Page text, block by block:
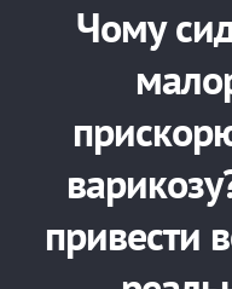
Чому
привести